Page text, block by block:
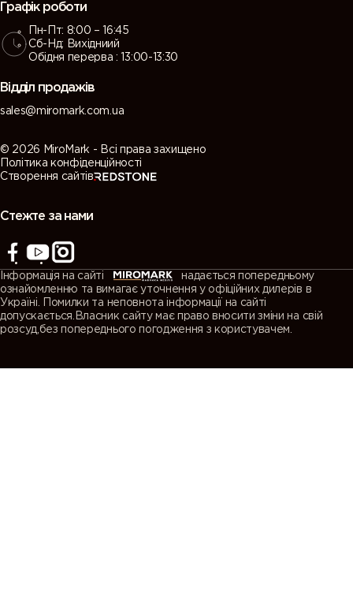
Графік роботи
Пн-Пт: 8:00 – 16:45
Сб-Нд: Вихідниий
Обідня перерва : 13:00-13:30
Відділ продажів
sales@miromark.com.ua
© 2026 MiroMark - Всі права захищено
Політика конфіденційності
Створення сайтів
Стежте за нами
Інформація на сайті
надається попередньому
ознайомленню та вимагає уточнення у офіційних дилерів в
Україні. Помилки та неповнота інформації на сайті
допускається.Власник сайту має право вносити зміни на свій
розсуд,без попереднього погодження з користувачем.